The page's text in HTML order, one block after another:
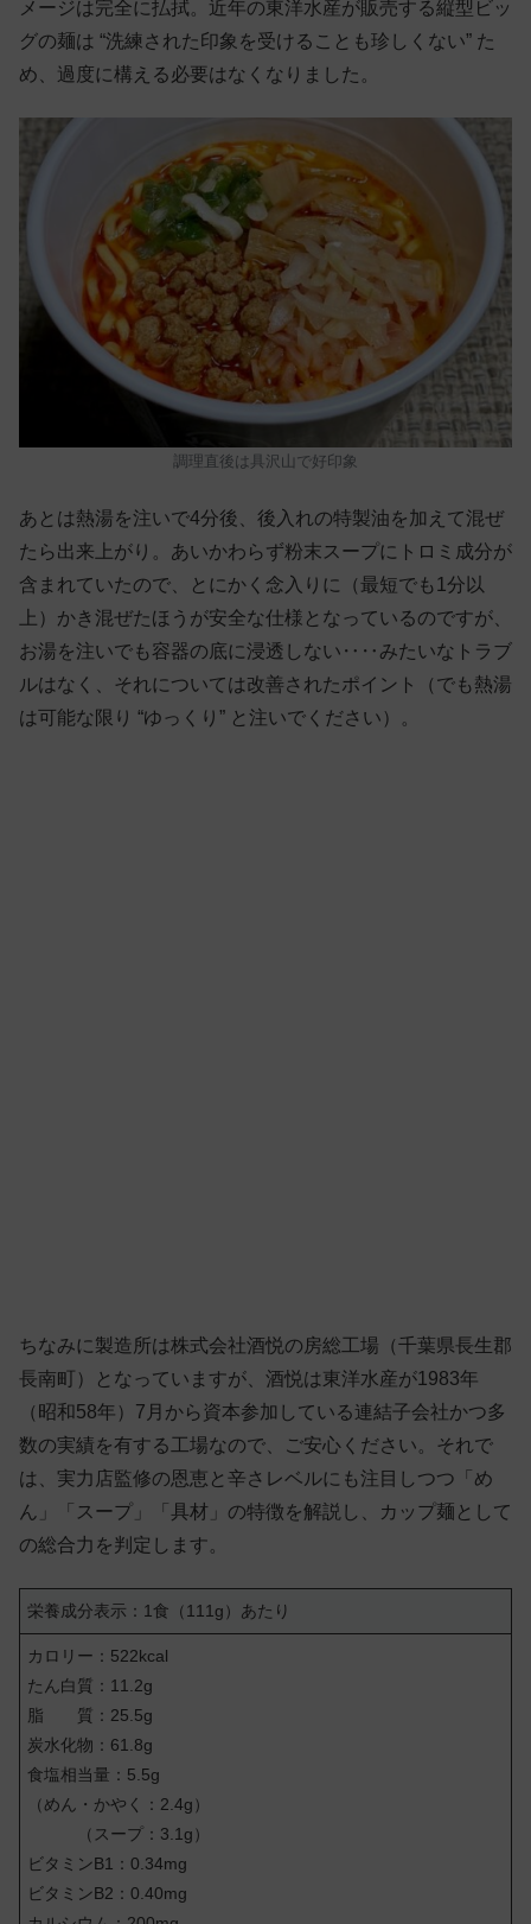
メージは完全に払拭。近年の東洋水産が販売する縦型ビッ
グの麺は “洗練された印象を受けることも珍しくない” た
め、過度に構える必要はなくなりました。
調理直後は具沢山で好印象
あとは熱湯を注いで4分後、後入れの特製油を加えて混ぜ
たら出来上がり。あいかわらず粉末スープにトロミ成分が
含まれていたので、とにかく念入りに（最短でも1分以
上）かき混ぜたほうが安全な仕様となっているのですが、
お湯を注いでも容器の底に浸透しない‥‥みたいなトラブ
ルはなく、それについては改善されたポイント（でも熱湯
は可能な限り “ゆっくり” と注いでください）。
ちなみに製造所は株式会社酒悦の房総工場（千葉県長生郡
長南町）となっていますが、酒悦は東洋水産が1983年
（昭和58年）7月から資本参加している連結子会社かつ多
数の実績を有する工場なので、ご安心ください。それで
は、実力店監修の恩恵と辛さレベルにも注目しつつ「め
ん」「スープ」「具材」の特徴を解説し、カップ麺として
の総合力を判定します。
栄養成分表示：1食（111g）あたり
カロリー：522kcal
たん白質：11.2g
脂 質：25.5g
炭水化物：61.8g
食塩相当量：5.5g
（めん・かやく：2.4g）
（スープ：3.1g）
ビタミンB1：0.34mg
ビタミンB2：0.40mg